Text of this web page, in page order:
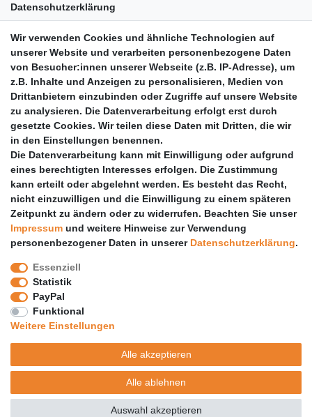
Datenschutzerklärung
Barrierefreiheit
Anleitungen
Vertrag widerrufen
PARTNER
DHL
GLS
PaketPLUS
SPONSORING
Malchower SV 90
Malchower Wölfe
ZERTIFIKATE
Händlerbund
Trusted Shops
Wir verwenden Cookies und ähnliche Technologien auf
unserer Website und verarbeiten personenbezogene Daten
von Besucher:innen unserer Webseite (z.B. IP-Adresse), um
z.B. Inhalte und Anzeigen zu personalisieren, Medien von
Drittanbietern einzubinden oder Zugriffe auf unsere Website
zu analysieren. Die Datenverarbeitung erfolgt erst durch
gesetzte Cookies. Wir teilen diese Daten mit Dritten, die wir
in den Einstellungen benennen.
Die Datenverarbeitung kann mit Einwilligung oder aufgrund
eines berechtigten Interesses erfolgen. Die Zustimmung
kann erteilt oder abgelehnt werden. Es besteht das Recht,
nicht einzuwilligen und die Einwilligung zu einem späteren
Zeitpunkt zu ändern oder zu widerrufen. Beachten Sie unser
Impressum und weitere Hinweise zur Verwendung
personenbezogener Daten in unserer Daten­schutz­erklärung.
Essenziell
Statistik
PayPal
Funktional
Weitere Einstellungen
Alle akzeptieren
Alle ablehnen
Auswahl akzeptieren